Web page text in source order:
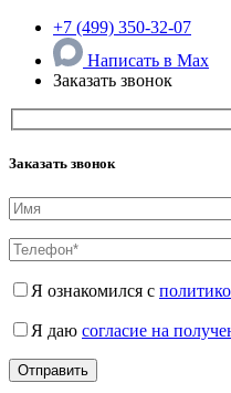
+7 (499) 350-32-07
Написать в Max
Заказать звонок
Заказать звонок
Я ознакомился с
Я даю согласие на